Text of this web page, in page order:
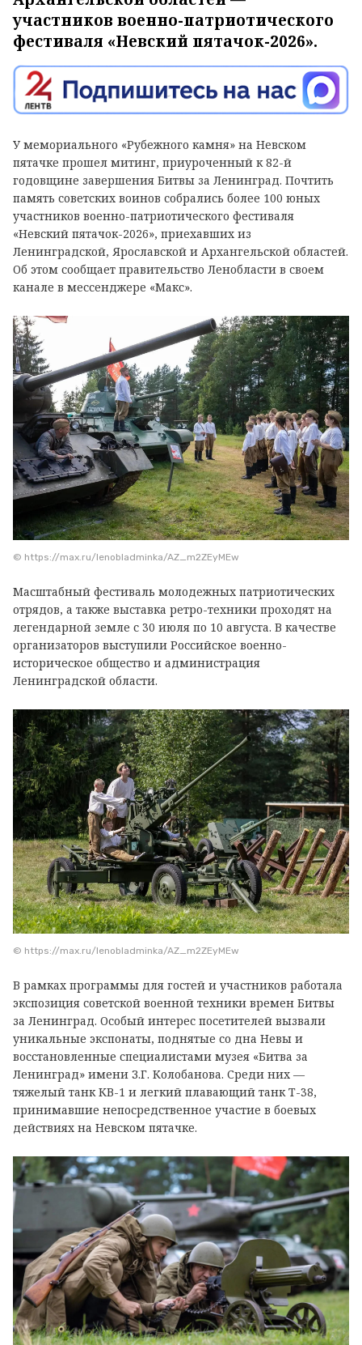
участников военно-патриотического
фестиваля «Невский пятачок-2026».
У мемориального «Рубежного камня» на Невском
пятачке прошел митинг, приуроченный к 82-й
годовщине завершения Битвы за Ленинград. Почтить
память советских воинов собрались более 100 юных
участников военно-патриотического фестиваля
«Невский пятачок-2026», приехавших из
Ленинградской, Ярославской и Архангельской областей.
Об этом сообщает правительство Ленобласти в своем
канале в мессенджере «Макс».
© https://max.ru/lenobladminka/AZ_m2ZEyMEw
Масштабный фестиваль молодежных патриотических
отрядов, а также выставка ретро-техники проходят на
легендарной земле с 30 июля по 10 августа. В качестве
организаторов выступили Российское военно-
историческое общество и администрация
Ленинградской области.
© https://max.ru/lenobladminka/AZ_m2ZEyMEw
В рамках программы для гостей и участников работала
экспозиция советской военной техники времен Битвы
за Ленинград. Особый интерес посетителей вызвали
уникальные экспонаты, поднятые со дна Невы и
восстановленные специалистами музея «Битва за
Ленинград» имени З.Г. Колобанова. Среди них —
тяжелый танк КВ-1 и легкий плавающий танк Т-38,
принимавшие непосредственное участие в боевых
действиях на Невском пятачке.